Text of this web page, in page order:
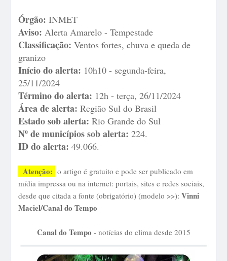
Órgão: INMET
Aviso: Alerta Amarelo - Tempestade
Classificação: Ventos fortes, chuva e queda de
granizo
Início do alerta: 10h10 - segunda-feira,
25/11/2024
Término do alerta: 12h - terça, 26/11/2024
Área de alerta: Região Sul do Brasil
Estado sob alerta: Rio Grande do Sul
Nº de municípios sob alerta: 224.
ID do alerta: 49.066.
Atenção: o artigo é gratuito e pode ser publicado em
mídia impressa ou na internet: portais, sites e redes sociais,
desde que citada a fonte (obrigatório) (modelo >>): Vinni
Maciel/Canal do Tempo
Canal do Tempo - notícias do clima desde 2015